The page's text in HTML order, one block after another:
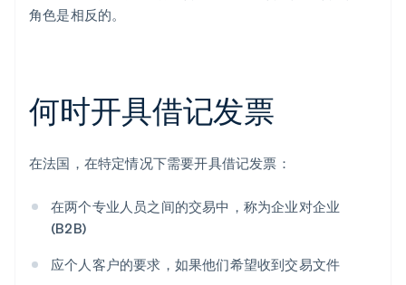
角色是相反的。
何时开具借记发票
在法国，在特定情况下需要开具借记发票：
在两个专业人员之间的交易中，称为企业对企业
(B2B)
应个人客户的要求，如果他们希望收到交易文件